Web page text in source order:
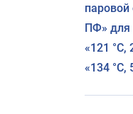
паровой
ПФ» для
«121 °C,
«134 °C,